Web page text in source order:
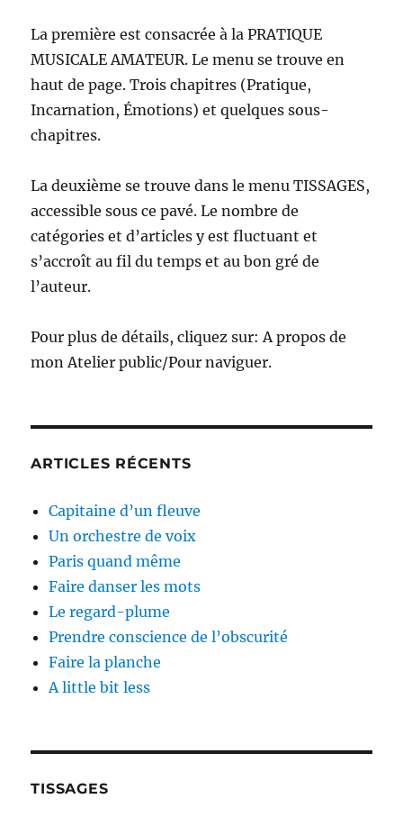
La première est consacrée à la PRATIQUE
MUSICALE AMATEUR. Le menu se trouve en
haut de page. Trois chapitres (Pratique,
Incarnation, Émotions) et quelques sous-
chapitres.
La deuxième se trouve dans le menu TISSAGES,
accessible sous ce pavé. Le nombre de
catégories et d’articles y est fluctuant et
s’accroît au fil du temps et au bon gré de
l’auteur.
Pour plus de détails, cliquez sur: A propos de
mon Atelier public/Pour naviguer.
ARTICLES RÉCENTS
Capitaine d’un fleuve
Un orchestre de voix
Paris quand même
Faire danser les mots
Le regard-plume
Prendre conscience de l’obscurité
Faire la planche
A little bit less
TISSAGES